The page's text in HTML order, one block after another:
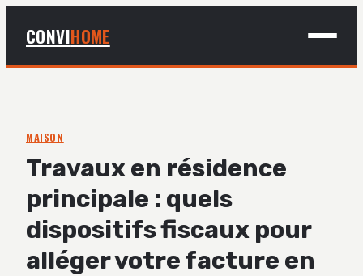
CONVIHOME
BRICOLAGE
DÉCO
JARDINAGE
MAISON
Travaux en résidence
principale : quels
dispositifs fiscaux pour
alléger votre facture en